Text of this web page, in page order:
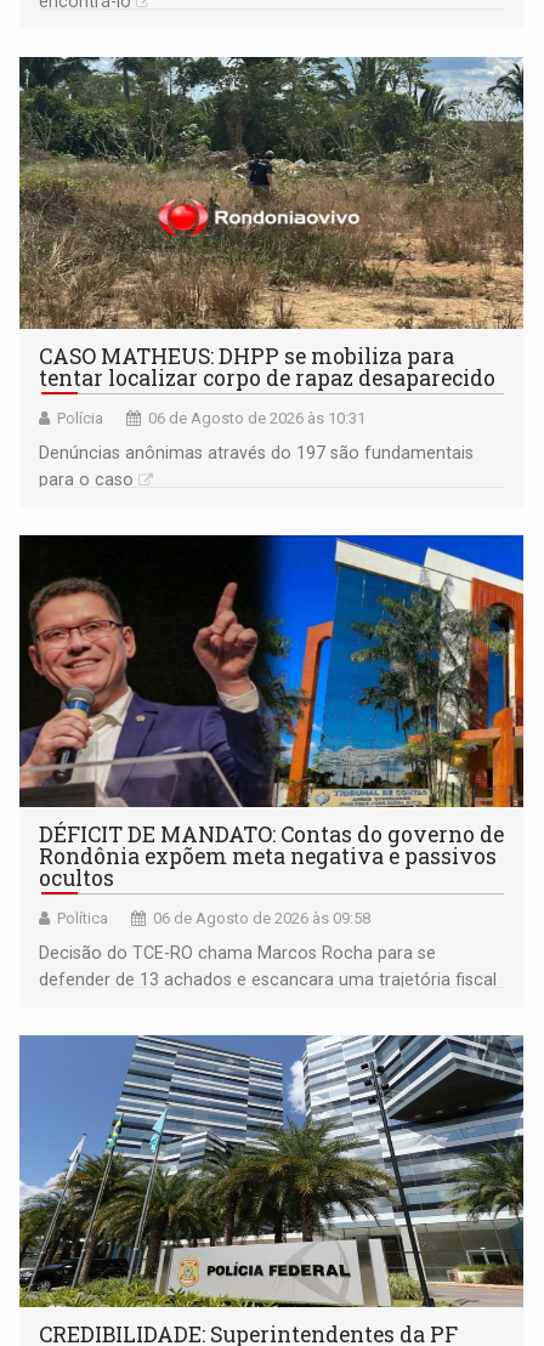
CASO MATHEUS: DHPP se mobiliza para
tentar localizar corpo de rapaz desaparecido
Polícia 06 de Agosto de 2026 às 10:31
Denúncias anônimas através do 197 são fundamentais
para o caso
DÉFICIT DE MANDATO: Contas do governo de
Rondônia expõem meta negativa e passivos
ocultos
Política 06 de Agosto de 2026 às 09:58
Decisão do TCE-RO chama Marcos Rocha para se
defender de 13 achados e escancara uma trajetória fiscal
mandato
CREDIBILIDADE: Superintendentes da PF